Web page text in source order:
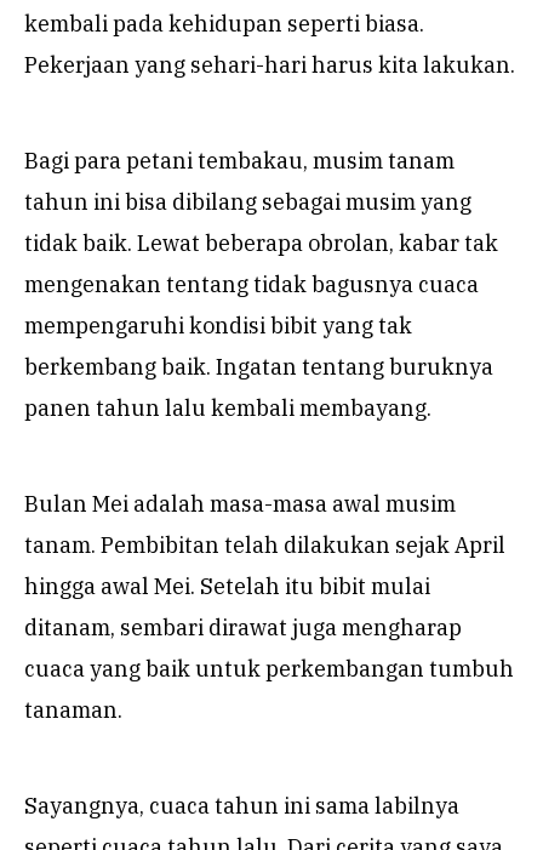
kembali pada kehidupan seperti biasa.
Pekerjaan yang sehari-hari harus kita lakukan.
Bagi para petani tembakau, musim tanam
tahun ini bisa dibilang sebagai musim yang
tidak baik. Lewat beberapa obrolan, kabar tak
mengenakan tentang tidak bagusnya cuaca
mempengaruhi kondisi bibit yang tak
berkembang baik. Ingatan tentang buruknya
panen tahun lalu kembali membayang.
Bulan Mei adalah masa-masa awal musim
tanam. Pembibitan telah dilakukan sejak April
hingga awal Mei. Setelah itu bibit mulai
ditanam, sembari dirawat juga mengharap
cuaca yang baik untuk perkembangan tumbuh
tanaman.
Sayangnya, cuaca tahun ini sama labilnya